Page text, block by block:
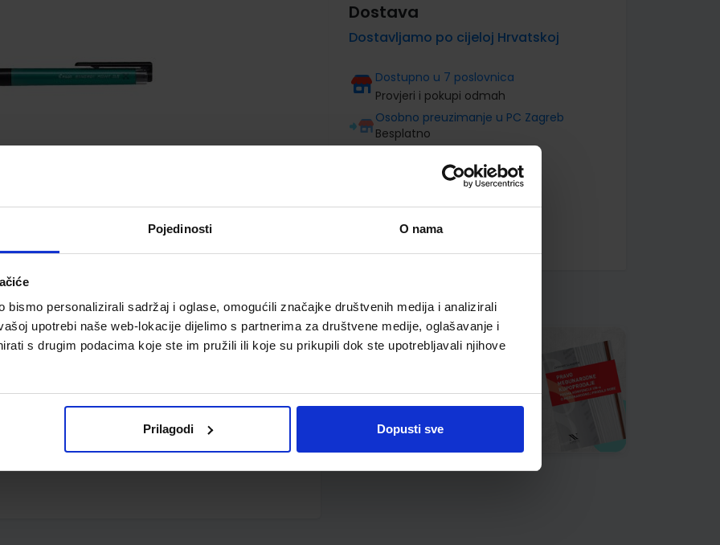
Pojedinosti O nama
bismo personalizirali sadržaj i oglase, omogućili značajke društvenih medija i analizirali
upotrebi naše web-lokacije dijelimo s partnerima za društvene medije, oglašavanje i
s drugim podacima koje ste im pružili ili koje su prikupili dok ste upotrebljavali njihove
Prilagodi Dopusti sve
Dostava
Dostavljamo po cijeloj Hrvatskoj
Dostupno u 7 poslovnica
Provjeri i pokupi odmah
Osobno preuzimanje u PC Zagreb
Besplatno
tijelo olovke; ergonomski gumirani grip